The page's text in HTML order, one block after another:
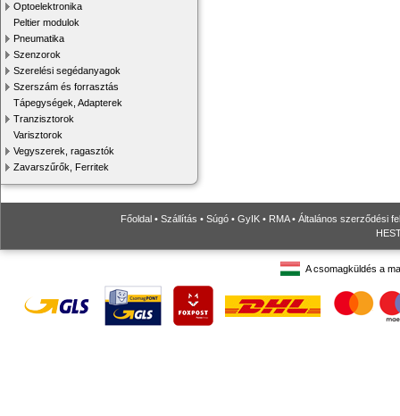
Optoelektronika
Peltier modulok
Pneumatika
Szenzorok
Szerelési segédanyagok
Szerszám és forrasztás
Tápegységek, Adapterek
Tranzisztorok
Varisztorok
Vegyszerek, ragasztók
Zavarszűrők, Ferritek
Főoldal • Szállítás • Súgó • GyIK • RMA• Általános szerződési
A csomagküldés a